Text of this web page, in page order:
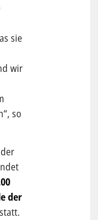
sie
wir
so
der